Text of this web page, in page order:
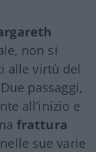
non si
alle virtù del
passaggi,
all’inizio e
frattura
nelle sue varie